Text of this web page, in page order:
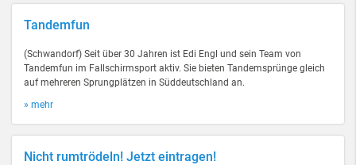
Tandemfun
(Schwandorf) Seit über 30 Jahren ist Edi Engl und sein Team von
Tandemfun im Fallschirmsport aktiv. Sie bieten Tandemsprünge gleich
auf mehreren Sprungplätzen in Süddeutschland an.
» mehr
Nicht rumtrödeln! Jetzt eintragen!